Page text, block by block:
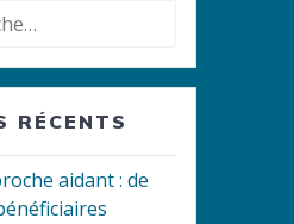
RÉCENTS
aidant : de